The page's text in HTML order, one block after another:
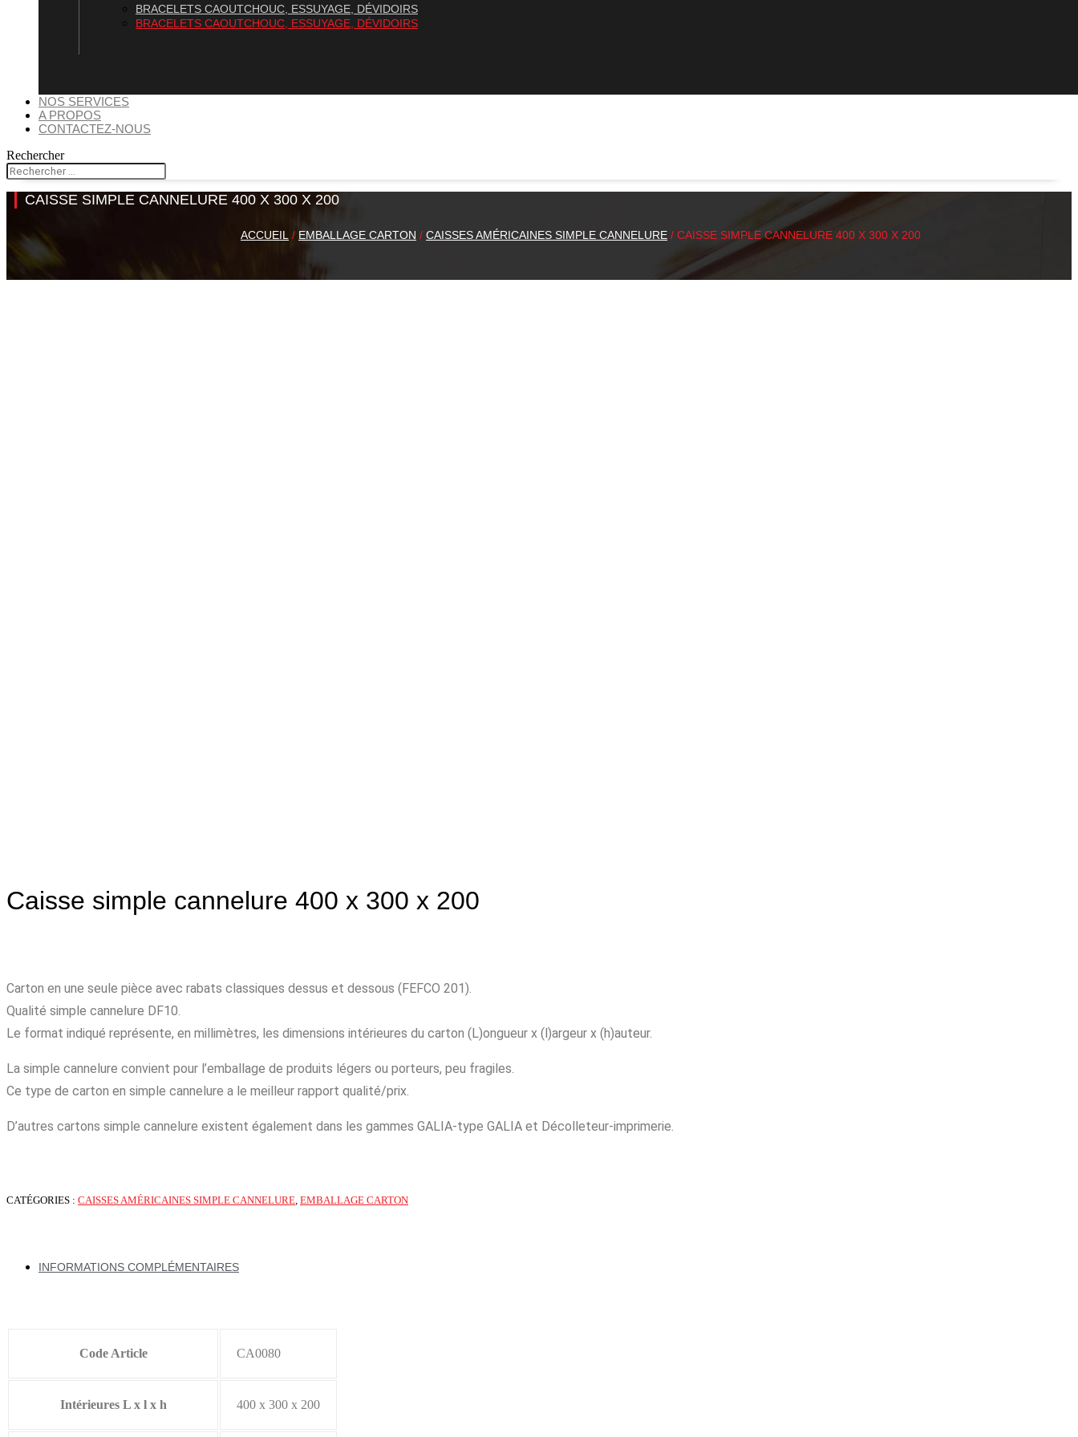
BRACELETS CAOUTCHOUC, ESSUYAGE, DÉVIDOIRS
BRACELETS CAOUTCHOUC, ESSUYAGE, DÉVIDOIRS
NOS SERVICES
A PROPOS
CONTACTEZ-NOUS
Rechercher
CAISSE SIMPLE CANNELURE 400 X 300 X 200
ACCUEIL / EMBALLAGE CARTON / CAISSES AMÉRICAINES SIMPLE CANNELURE / CAISSE SIMPLE CANNELURE 400 X 300 X 200
Caisse simple cannelure 400 x 300 x 200
Carton en une seule pièce avec rabats classiques dessus et dessous (FEFCO 201).
Qualité simple cannelure DF10.
Le format indiqué représente, en millimètres, les dimensions intérieures du carton (L)ongueur x (l)argeur x (h)auteur.
La simple cannelure convient pour l’emballage de produits légers ou porteurs, peu fragiles.
Ce type de carton en simple cannelure a le meilleur rapport qualité/prix.
D’autres cartons simple cannelure existent également dans les gammes GALIA-type GALIA et Décolleteur-imprimerie.
CATÉGORIES : CAISSES AMÉRICAINES SIMPLE CANNELURE, EMBALLAGE CARTON
INFORMATIONS COMPLÉMENTAIRES
Code Article CA0080
Intérieures L x l x h 400 x 300 x 200